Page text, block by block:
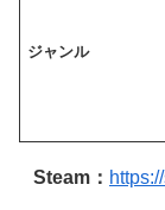
ジャンル
Steam：